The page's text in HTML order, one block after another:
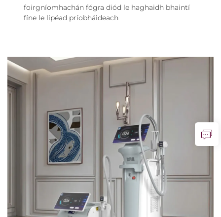
foirgníomhachán fógra diód le haghaidh bhaintí
fíne le lipéad príobháideach